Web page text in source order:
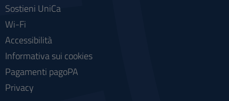
Sostieni UniCa
Wi-Fi
Accessibilità
Informativa sui cookies
Pagamenti pagoPA
Privacy